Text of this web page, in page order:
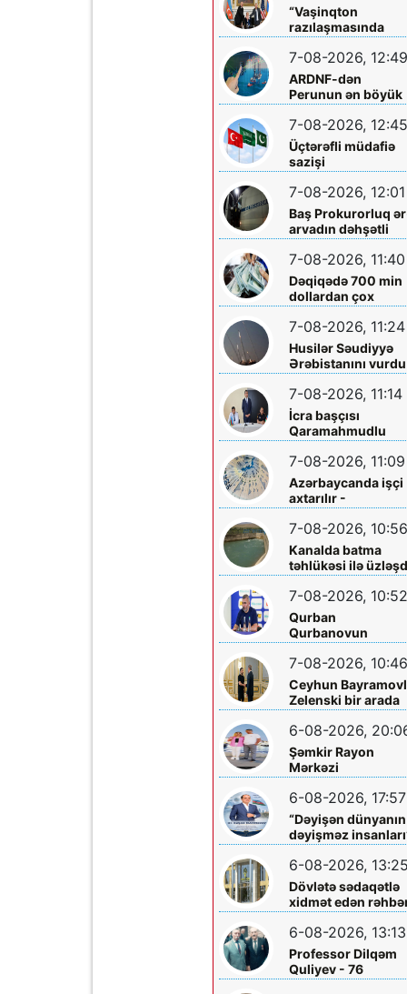
“Vaşinqton
razılaşmasında
Trampın rolu
qədər böyükdür”
7-08-2026, 12:49
ARDNF-dən
Perunun ən böyük
şirkətinə
7-08-2026, 12:45
Üçtərəfli müdafiə
sazişi
imzalayacaqlar
7-08-2026, 12:01
Baş Prokurorluq
arvadın dəhşətli
ölümü ilə bağlı -
Məlumat yaydı
7-08-2026, 11:40
Dəqiqədə 700 min
dollardan çox
qazanıblar…
7-08-2026, 11:24
Husilər Səudiyyə
Ərəbistanını
Yaralılar var
7-08-2026, 11:14
İcra başçısı
Qaramahmudlu
sakinləri ilə
7-08-2026, 11:09
Azərbaycanda işçi
axtarılır -
Əməkhaqqı 10 min
manatdır
7-08-2026, 10:56
Kanalda batma
təhlükəsi ilə
- Xilas edildi
7-08-2026, 10:52
Qurban
Qurbanovun
qəzəbinin qarşılığı
nə olacaq?
7-08-2026, 10:46
Ceyhun
Zelenski bir arada
6-08-2026,
Şəmkir Rayon
Mərkəzi
Xəstəxanasının
həkimi Ceyhun
Rəsulov və arvadı
Arzu Əskərovanın
icra etdiyi mioma
əməliyyatından
sonra qadının
ölümü ilə bağlı
Şəmkir rayon
araşdırma aparılır
6-08-2026, 17:57
“Dəyişən dünyanın
dəyişməz
layihəsində...
6-08-2026, 13:25
Dövlətə sədaqətlə
xidmət edən
Şəmkir Elektrik
Şəbəkəsinin rəisi
Mehman Xəlilovun
fəaliyyəti
6-08-2026, 13:13
Professor Dilqəm
Quliyev - 76